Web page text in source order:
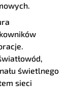
świetlnego
sieci